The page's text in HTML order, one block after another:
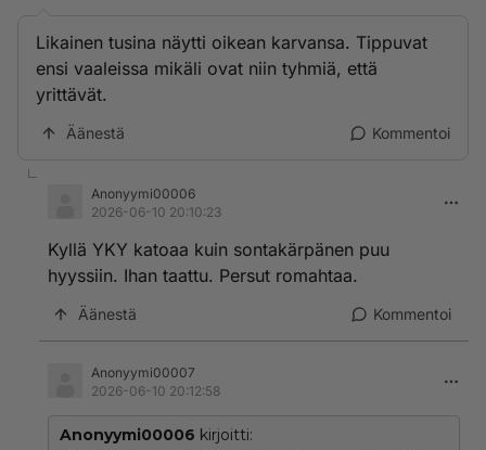
Likainen tusina näytti oikean karvansa. Tippuvat
ensi vaaleissa mikäli ovat niin tyhmiä, että
yrittävät.
Äänestä Kommentoi
Anonyymi00006
2026-06-10 20:10:23
Kyllä YKY katoaa kuin sontakärpänen puu
hyyssiin. Ihan taattu. Persut romahtaa.
Äänestä Kommentoi
Anonyymi00007
2026-06-10 20:12:58
Anonyymi00006 kirjoitti: